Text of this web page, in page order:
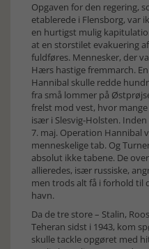
Opgaven for den regering,
etablerede i Flensborg, var
en hurtigst mulig
at en storstilet evakuering
fuldføres. Mennesker, der
Hærs hastige fremmarch.
Hannibal skulle redde
fra små lommer på
frelst mod vest, hvor
især i Slesvig-Holsten.
7. maj. Operation Hannibal
menneskelige tab. Og
absolut ikke tabene. De
allieredes, især russiske,
men trods alt få i forhold til
havn.
Da de tre store – Stalin,
Teheran sidst i 1943, kom
skulle tackle opgøret med